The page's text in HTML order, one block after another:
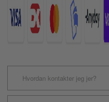
Hvordan kontakter jeg jer?